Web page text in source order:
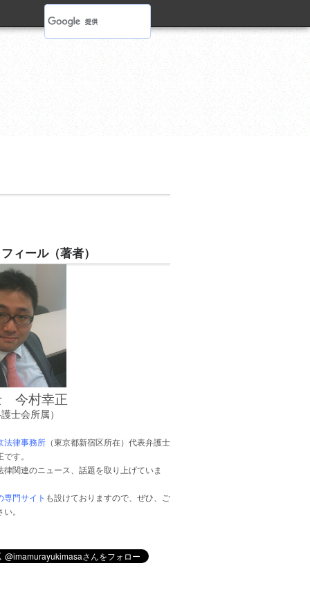
ィール（著者）
今村幸正
護士会所属）
法律事務所 （東京都新宿区所在）代表弁護士
す。
律関連のニュース、話題を取り上げていま
専門サイト も設けておりますので、ぜひ、ご
。